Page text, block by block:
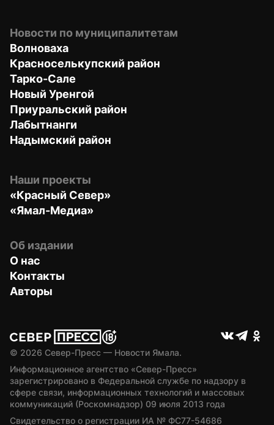
Новости по муниципалитетам
Волноваха
Красноселькупский район
Тарко-Сале
Новый Уренгой
Приуральский район
Лабытнанги
Надымский район
Наши проекты
«Красный Север»
«Ямал-Медиа»
Об издании
О нас
Контакты
Авторы
© 2026 Север-Пресс — Новости Ямала.
Информационное агентство «Север-Пресс»
зарегистрировано в Федеральной службе по надзору в
сфере связи, информационных технологий и массовых
коммуникаций (Роскомнадзор) 09 июля 2013 года
Свидетельство о регистрации ИА № ФС77-54686